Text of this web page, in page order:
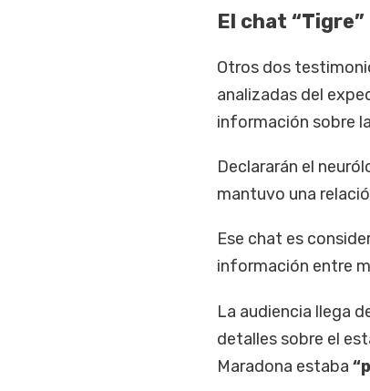
El chat “Tigre”
Otros dos
analizadas del
información sobre
Declararán el
mantuvo una
Ese chat es
información entre
La audiencia llega
detalles sobre el
Maradona estaba